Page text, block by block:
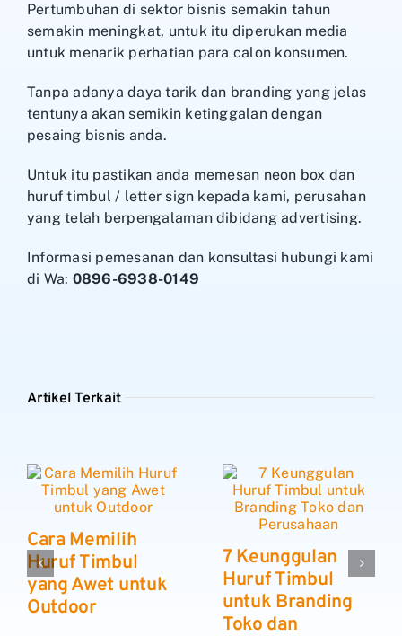
Pertumbuhan di sektor bisnis semakin tahun
semakin meningkat, untuk itu diperukan media
untuk menarik perhatian para calon konsumen.
Tanpa adanya daya tarik dan branding yang jelas
tentunya akan semikin ketinggalan dengan
pesaing bisnis anda.
Untuk itu pastikan anda memesan neon box dan
huruf timbul / letter sign kepada kami, perusahan
yang telah berpengalaman dibidang advertising.
Informasi pemesanan dan konsultasi hubungi kami
di Wa: 0896-6938-0149
Artikel Terkait
Cara Memilih
Huruf Timbul
yang Awet untuk
Outdoor
7 Keunggulan
Huruf Timbul
untuk Branding
Toko dan